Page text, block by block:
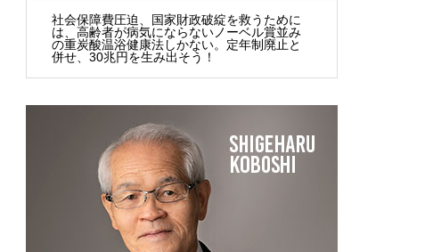
日本と韓国の少子化が世界と比
新陳代謝を良くするためにリラ
ックスできる入浴法で血流を上
げよう
成功者の要件
【フェムケア入浴剤】女性が健
やかに暮らすために、やさしく
洗う。
半永久的に残る化学物質？米国
で制限されるPFAS(ピーファス)
社会保障費圧迫、国家財政破綻を救うために
は、高齢者が病気にならないノーベル賞並み
の重炭酸温浴健康法しかない。定年制廃止と
併せ、30兆円を生み出そう！